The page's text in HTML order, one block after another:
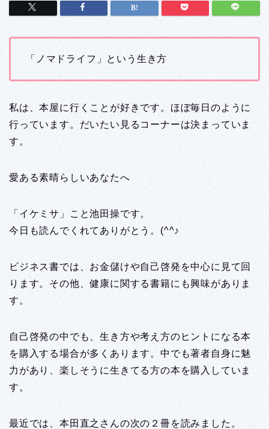
「ノマドライフ」という生き方
私は、本屋に行くことが好きです。ほぼ毎日のように
行っています。だいたい見るコーナーは決まっていま
す。
愛ある素晴らしいあなたへ
「イケミサ」こと池田操です。
今日も読んでくれてありがとう。(^^♪
ビジネス書では、お金儲けや自己啓発を中心に見て回
ります。その他、健康に関する書籍にも興味がありま
す。
自己啓発の中でも、生き方や考え方のヒントになる本
を購入する場合が多くあります。中でも著者自身に魅
力があり、楽しそうに生きてる方の本を購入していま
す。
最近では、本田直之さんの次の２冊を読みました。